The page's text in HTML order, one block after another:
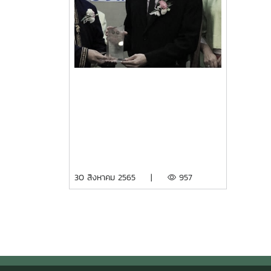
30 สิงหาคม 2565 | 957